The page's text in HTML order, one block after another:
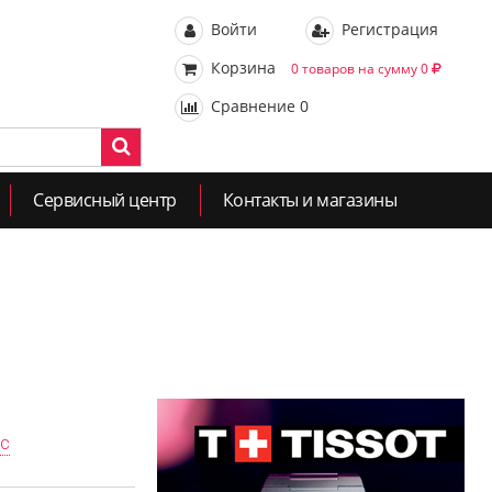
Войти
Регистрация
Корзина
0 товаров на сумму 0
Сравнение 0
Сервисный центр Контакты и магазины